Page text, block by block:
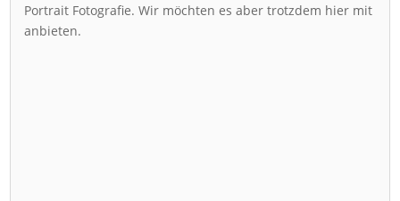
Portrait Fotografie. Wir möchten es aber trotzdem hier mit
anbieten.